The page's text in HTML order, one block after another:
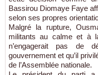
Bassirou Diomaye Faye
selon ses propres
Malgré la rupture,
militants au calme et à
n’engagerait pas de
gouvernement et qu’il
de l’Assemblée nationale.